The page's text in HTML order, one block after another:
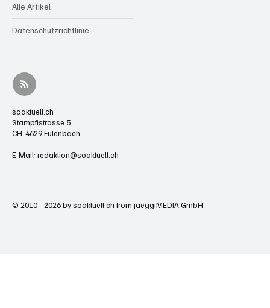
Alle Artikel
Datenschutzrichtlinie
soaktuell.ch
Stampfistrasse 5
CH-4629 Fulenbach
E-Mail: redaktion@soaktuell.ch
© 2010 - 2026 by soaktuell.ch from jaeggiMEDIA GmbH